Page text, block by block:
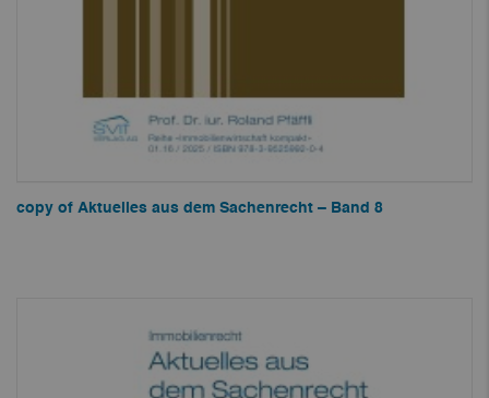
copy of Aktuelles aus dem Sachenrecht – Band 8